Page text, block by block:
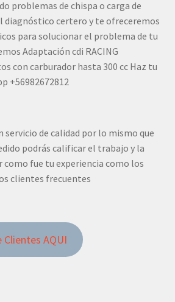
problemas de chispa o carga de
diagnóstico certero y te ofreceremos
para solucionar el problema de tu
Adaptación cdi RACING
con carburador hasta 300 cc Haz tu
+56982672812
servicio de calidad por lo mismo que
podrás calificar el trabajo y la
fue tu experiencia como los
clientes frecuentes
Clientes AQUI